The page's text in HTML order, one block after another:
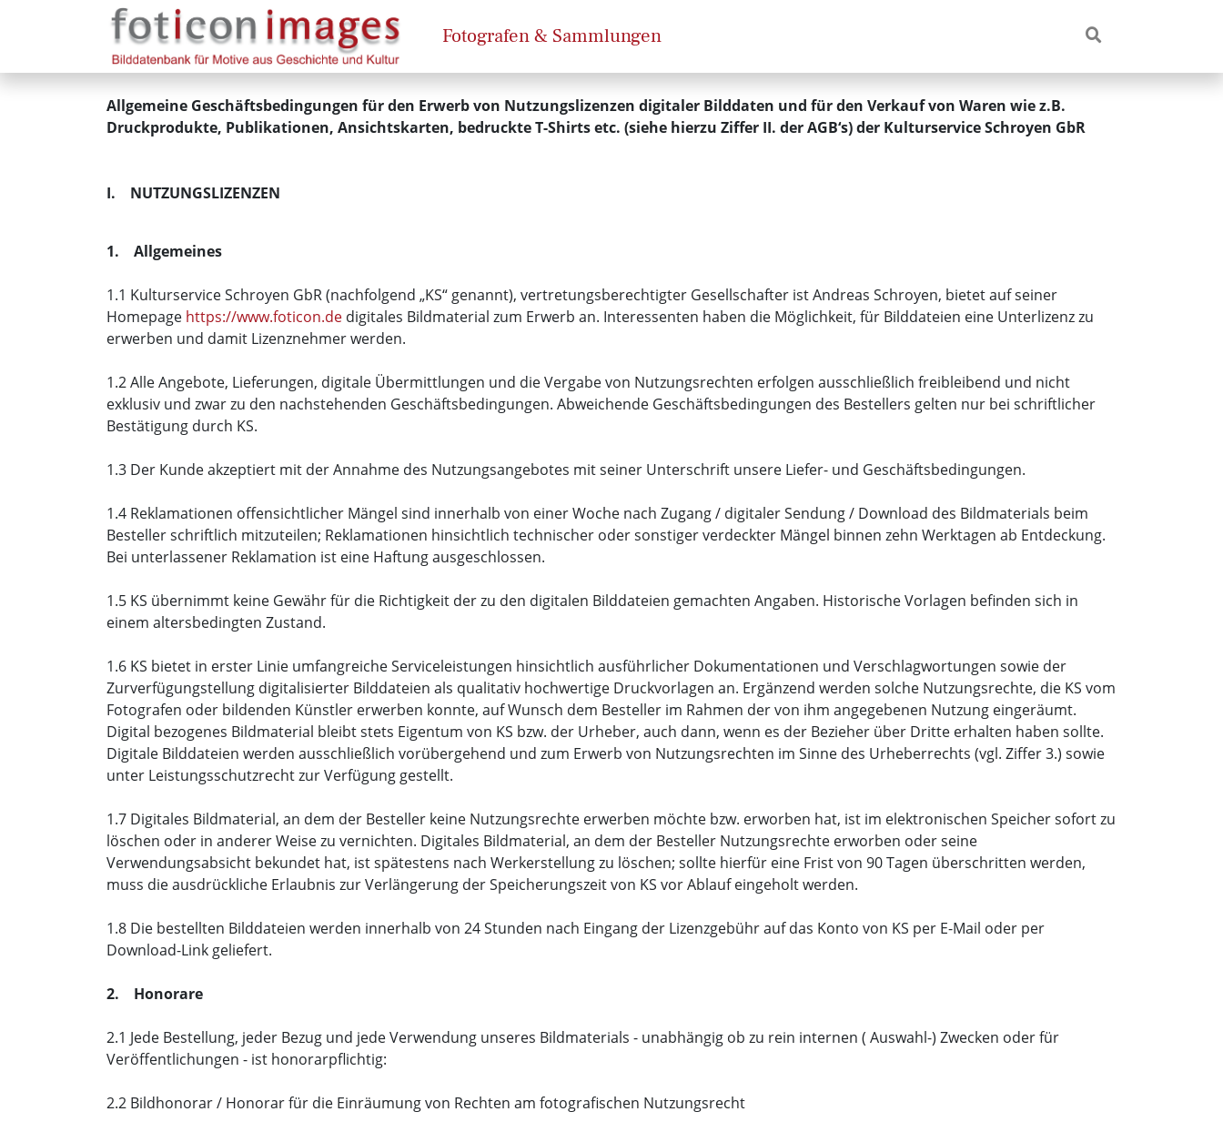
Fotografen & Sammlungen
Allgemeine Geschäftsbedingungen für den Erwerb von Nutzungslizenzen digitaler Bilddaten und für den Verkauf von Waren wie z.B.
Druckprodukte, Publikationen, Ansichtskarten, bedruckte T-Shirts etc. (siehe hierzu Ziffer II. der AGB‘s) der Kulturservice Schroyen GbR
I. NUTZUNGSLIZENZEN
1. Allgemeines
1.1 Kulturservice Schroyen GbR (nachfolgend „KS“ genannt), vertretungsberechtigter Gesellschafter ist Andreas Schroyen, bietet auf seiner
Homepage https://www.foticon.de digitales Bildmaterial zum Erwerb an. Interessenten haben die Möglichkeit, für Bilddateien eine Unterlizenz zu
erwerben und damit Lizenznehmer werden.
1.2 Alle Angebote, Lieferungen, digitale Übermittlungen und die Vergabe von Nutzungsrechten erfolgen ausschließlich freibleibend und nicht
exklusiv und zwar zu den nachstehenden Geschäftsbedingungen. Abweichende Geschäftsbedingungen des Bestellers gelten nur bei schriftlicher
Bestätigung durch KS.
1.3 Der Kunde akzeptiert mit der Annahme des Nutzungsangebotes mit seiner Unterschrift unsere Liefer- und Geschäftsbedingungen.
1.4 Reklamationen offensichtlicher Mängel sind innerhalb von einer Woche nach Zugang / digitaler Sendung / Download des Bildmaterials beim
Besteller schriftlich mitzuteilen; Reklamationen hinsichtlich technischer oder sonstiger verdeckter Mängel binnen zehn Werktagen ab Entdeckung.
Bei unterlassener Reklamation ist eine Haftung ausgeschlossen.
1.5 KS übernimmt keine Gewähr für die Richtigkeit der zu den digitalen Bilddateien gemachten Angaben. Historische Vorlagen befinden sich in
einem altersbedingten Zustand.
1.6 KS bietet in erster Linie umfangreiche Serviceleistungen hinsichtlich ausführlicher Dokumentationen und Verschlagwortungen sowie der
Zurverfügungstellung digitalisierter Bilddateien als qualitativ hochwertige Druckvorlagen an. Ergänzend werden solche Nutzungsrechte, die KS vom
Fotografen oder bildenden Künstler erwerben konnte, auf Wunsch dem Besteller im Rahmen der von ihm angegebenen Nutzung eingeräumt.
Digital bezogenes Bildmaterial bleibt stets Eigentum von KS bzw. der Urheber, auch dann, wenn es der Bezieher über Dritte erhalten haben sollte.
Digitale Bilddateien werden ausschließlich vorübergehend und zum Erwerb von Nutzungsrechten im Sinne des Urheberrechts (vgl. Ziffer 3.) sowie
unter Leistungsschutzrecht zur Verfügung gestellt.
1.7 Digitales Bildmaterial, an dem der Besteller keine Nutzungsrechte erwerben möchte bzw. erworben hat, ist im elektronischen Speicher sofort zu
löschen oder in anderer Weise zu vernichten. Digitales Bildmaterial, an dem der Besteller Nutzungsrechte erworben oder seine
Verwendungsabsicht bekundet hat, ist spätestens nach Werkerstellung zu löschen; sollte hierfür eine Frist von 90 Tagen überschritten werden,
muss die ausdrückliche Erlaubnis zur Verlängerung der Speicherungszeit von KS vor Ablauf eingeholt werden.
1.8 Die bestellten Bilddateien werden innerhalb von 24 Stunden nach Eingang der Lizenzgebühr auf das Konto von KS per E-Mail oder per
Download-Link geliefert.
2. Honorare
2.1 Jede Bestellung, jeder Bezug und jede Verwendung unseres Bildmaterials - unabhängig ob zu rein internen ( Auswahl-) Zwecken oder für
Veröffentlichungen - ist honorarpflichtig:
2.2 Bildhonorar / Honorar für die Einräumung von Rechten am fotografischen Nutzungsrecht